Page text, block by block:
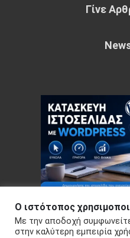
Γίνε
Copyright © 2026 Your e-
Ο ιστότοπος
Με την αποδοχή
στην καλύτερη εμπειρία